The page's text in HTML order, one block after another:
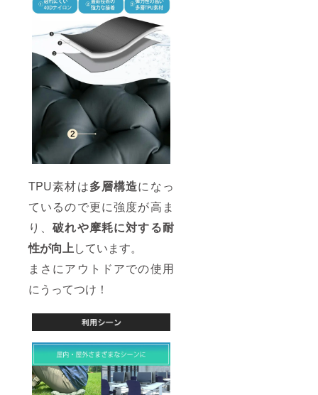
TPU素材は多層構造になっ
ているので更に強度が高ま
り、破れや摩耗に対する耐
性が向上しています。
まさにアウトドアでの使用
にうってつけ！